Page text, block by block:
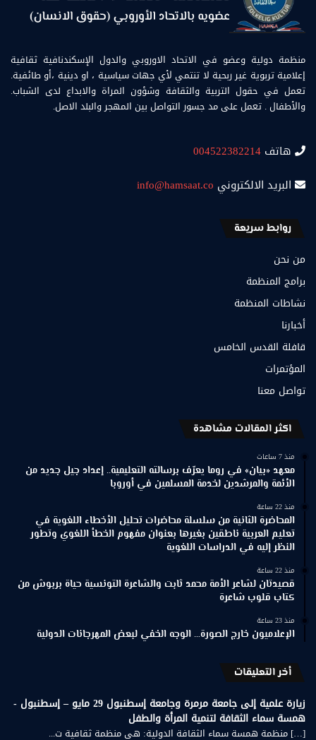
منظمة دولية وعضو في الاتحاد الاوروبي والدول الإسكندنافية ثقافية
إعلامية تربوية غير ربحية لا تنتمي لأي جهات سياسية ، او دينية ،أو طائفية.
تعمل في حقول التربية والثقافة وشؤون المراة والابداع لدى الشباب.
والأطفال . تعمل على مد جسور التواصل بين المهجر والبلد الاصل.
هاتف 004522382214
البريد الالكتروني info@hamsaat.co
روابط سريعة
من نحن
برامج المنظمة
نشاطات المنظمة
أخبارنا
قافلة القدس الخامس
المؤتمرات
تواصل معنا
اكثر المقالات مشاهدة
منذ 7 ساعات
معهد «بيان» في روما يعرّف برسالته التعليمية.. إعداد جيل جديد من
الأئمة والمرشدين لخدمة المسلمين في أوروبا
منذ 22 ساعة
المحاضرة الثانية من سلسلة محاضرات تحليل الأخطاء اللغوية في
تعليم العربية ناطقين بغيرها بعنوان مفهوم الخطأ اللغوي وتطور
النظر إليه في الدراسات اللغوية
منذ 22 ساعة
قصيدتان لشاعر الأمة محمد ثابت والشاعرة التونسية حياة بربوش من
كتاب قلوب شاعرة
منذ 23 ساعة
الإعلاميون خارج الصورة… الوجه الخفي لبعض المهرجانات الدولية
أخر التعليقات
زيارة علمية إلى جامعة مرمرة وجامعة إسطنبول 29 مايو – إسطنبول -
همسة سماء الثقافة لتنمية المرأة والطفل
[…] منظمة همسة سماء الثقافة الدولية: هي منظمة ثقافية ت...